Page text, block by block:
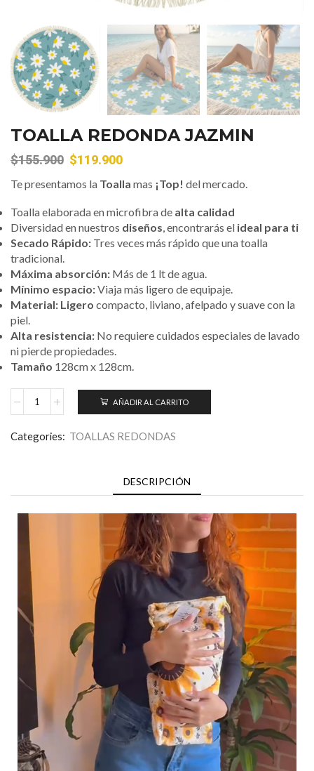
TOALLA REDONDA JAZMIN
$155.900 $119.900
Te presentamos la Toalla mas ¡Top! del mercado.
Toalla elaborada en microfibra de alta calidad
Diversidad en nuestros diseños, encontrarás el ideal para ti
Secado Rápido: Tres veces más rápido que una toalla
tradicional.
Máxima absorción: Más de 1 lt de agua.
Mínimo espacio:Viaja más ligero de equipaje.
Material: Ligero compacto, liviano, afelpado y suave con la
piel.
Alta resistencia: No requiere cuidados especiales de lavado
ni pierde propiedades.
Tamaño 128cm x 128cm.
AÑADIR AL CARRITO
Categories: TOALLAS REDONDAS
DESCRIPCIÓN